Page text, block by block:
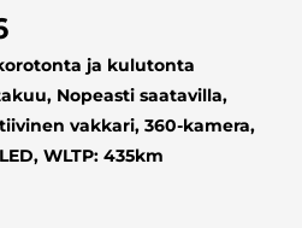
ja kulutonta
Nopeasti saatavilla,
vakkari, 360-kamera,
WLTP: 435km